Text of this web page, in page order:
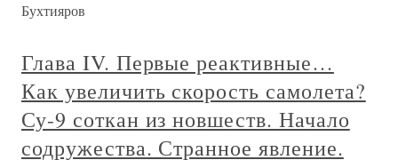
Бухтияров
Глава IV. Первые реактивные…
Как увеличить скорость самолета?
Су-9 соткан из новшеств. Начало
содружества. Странное явление.